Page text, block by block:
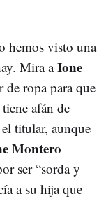
hemos visto una
Mira aIone
de ropa para que
afán de
titular, aunque
Montero
ser “sorda y
a su hija que